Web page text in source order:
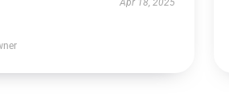
Apr 18, 2025